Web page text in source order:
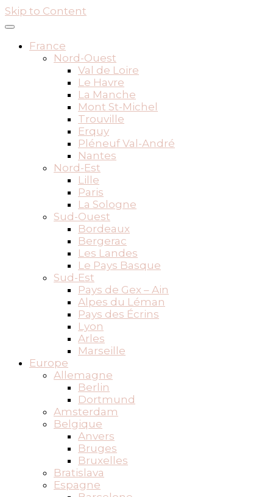
Skip to Content
France
Nord-Ouest
Val de Loire
Le Havre
La Manche
Mont St-Michel
Trouville
Erquy
Pléneuf Val-André
Nantes
Nord-Est
Lille
Paris
La Sologne
Sud-Ouest
Bordeaux
Bergerac
Les Landes
Le Pays Basque
Sud-Est
Pays de Gex – Ain
Alpes du Léman
Pays des Écrins
Lyon
Arles
Marseille
Europe
Allemagne
Berlin
Dortmund
Amsterdam
Belgique
Anvers
Bruges
Bruxelles
Bratislava
Espagne